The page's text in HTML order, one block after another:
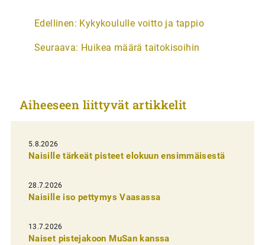
A
t
k
e
l
i
e
n
e
Edellinen: Kykykoululle voitto ja tappio
Seuraava: Huikea määrä taitokisoihin
Aiheeseen liittyvät artikkelit
5.8.2026
Naisille tärkeät pisteet elokuun ensimmäisestä
28.7.2026
Naisille iso pettymys Vaasassa
13.7.2026
Naiset pistejakoon MuSan kanssa